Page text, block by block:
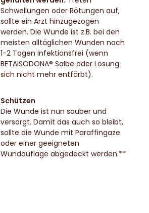
Schwellungen oder Rötungen auf,
sollte ein Arzt hinzugezogen
werden. Die Wunde ist z.B. bei den
meisten alltäglichen Wunden nach
1-2 Tagen infektionsfrei (wenn
BETAISODONA® Salbe oder Lösung
sich nicht mehr entfärbt).
Schützen
Die Wunde ist nun sauber und
versorgt. Damit das auch so bleibt,
sollte die Wunde mit Paraffingaze
oder einer geeigneten
Wundauflage abgedeckt werden.**